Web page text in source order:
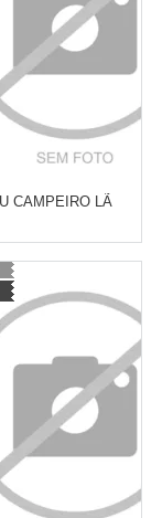
CAMPEIRO LÃ
2.550,90 (Apenas